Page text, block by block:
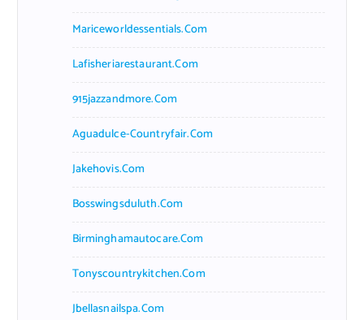
Mariceworldessentials.com
Lafisheriarestaurant.com
915jazzandmore.com
Aguadulce-Countryfair.com
Jakehovis.com
Bosswingsduluth.com
Birminghamautocare.com
Tonyscountrykitchen.com
Jbellasnailspa.com